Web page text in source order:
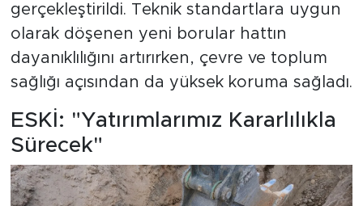
gerçekleştirildi. Teknik standartlara uygun
olarak döşenen yeni borular hattın
dayanıklılığını artırırken, çevre ve toplum
sağlığı açısından da yüksek koruma sağladı.
ESKİ: "Yatırımlarımız Kararlılıkla
Sürecek"